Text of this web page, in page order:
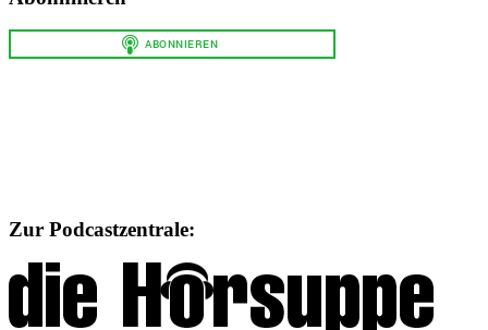
Zur Podcastzentrale: